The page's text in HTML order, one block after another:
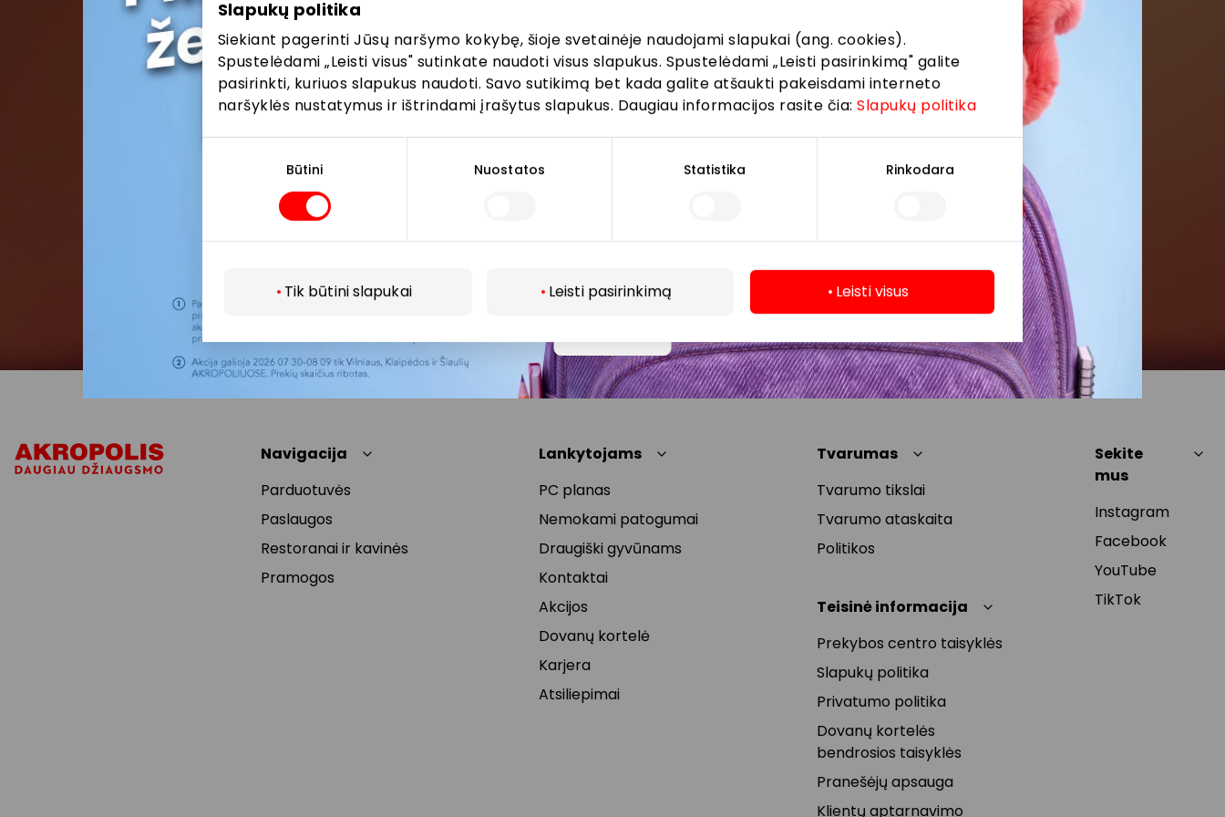
Slapukų politika
Siekiant pagerinti Jūsų naršymo kokybę, šioje svetainėje naudojami slapukai (ang. cookies).
Spustelėdami „Leisti visus" sutinkate naudoti visus slapukus. Spustelėdami „Leisti pasirinkimą" galite
pasirinkti, kuriuos slapukus naudoti. Savo sutikimą bet kada galite atšaukti pakeisdami interneto
naršyklės nustatymus ir ištrindami įrašytus slapukus. Daugiau informacijos rasite čia:Slapukų politika
Būtini Nuostatos Statistika Rinkodara
Tik būtini slapukai Leisti pasirinkimą Leisti visus
Prenumeruoti
AKROPOLIS naujienas. Dėl to AKROPOLIS GROUP,
atšaukti, spaudžiant nuorodą gautame
privatumas@akropolis.lt.
Navigacija
Parduotuvės
Paslaugos
Restoranai ir kavinės
Pramogos
Lankytojams
PC planas
Nemokami patogumai
Draugiški gyvūnams
Kontaktai
Akcijos
Dovanų kortelė
Karjera
Atsiliepimai
Tvarumas
Tvarumo tikslai
Tvarumo ataskaita
Politikos
Teisinė informacija
Prekybos centro taisyklės
Slapukų politika
Privatumo politika
Dovanų kortelės
bendrosios taisyklės
Pranešėjų apsauga
Klientų aptarnavimo
Sekite
mus
Instagram
Facebook
YouTube
TikTok